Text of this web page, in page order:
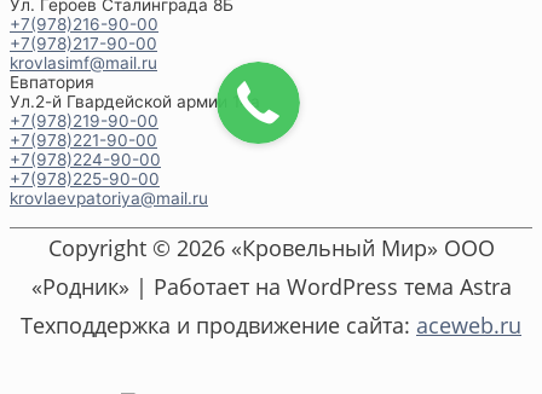
Ул. Героев Сталинграда 8Б
+7(978)216-90-00
+7(978)217-90-00
krovlasimf@mail.ru
Евпатория
Ул.2-й Гвардейской армии 14а
+7(978)219-90-00
+7(978)221-90-00
+7(978)224-90-00
+7(978)225-90-00
krovlaevpatoriya@mail.ru
Copyright © 2026 «Кровельный Мир» ООО
«Родник» | Работает на WordPress тема Astra
Техподдержка и продвижение сайта: aceweb.ru